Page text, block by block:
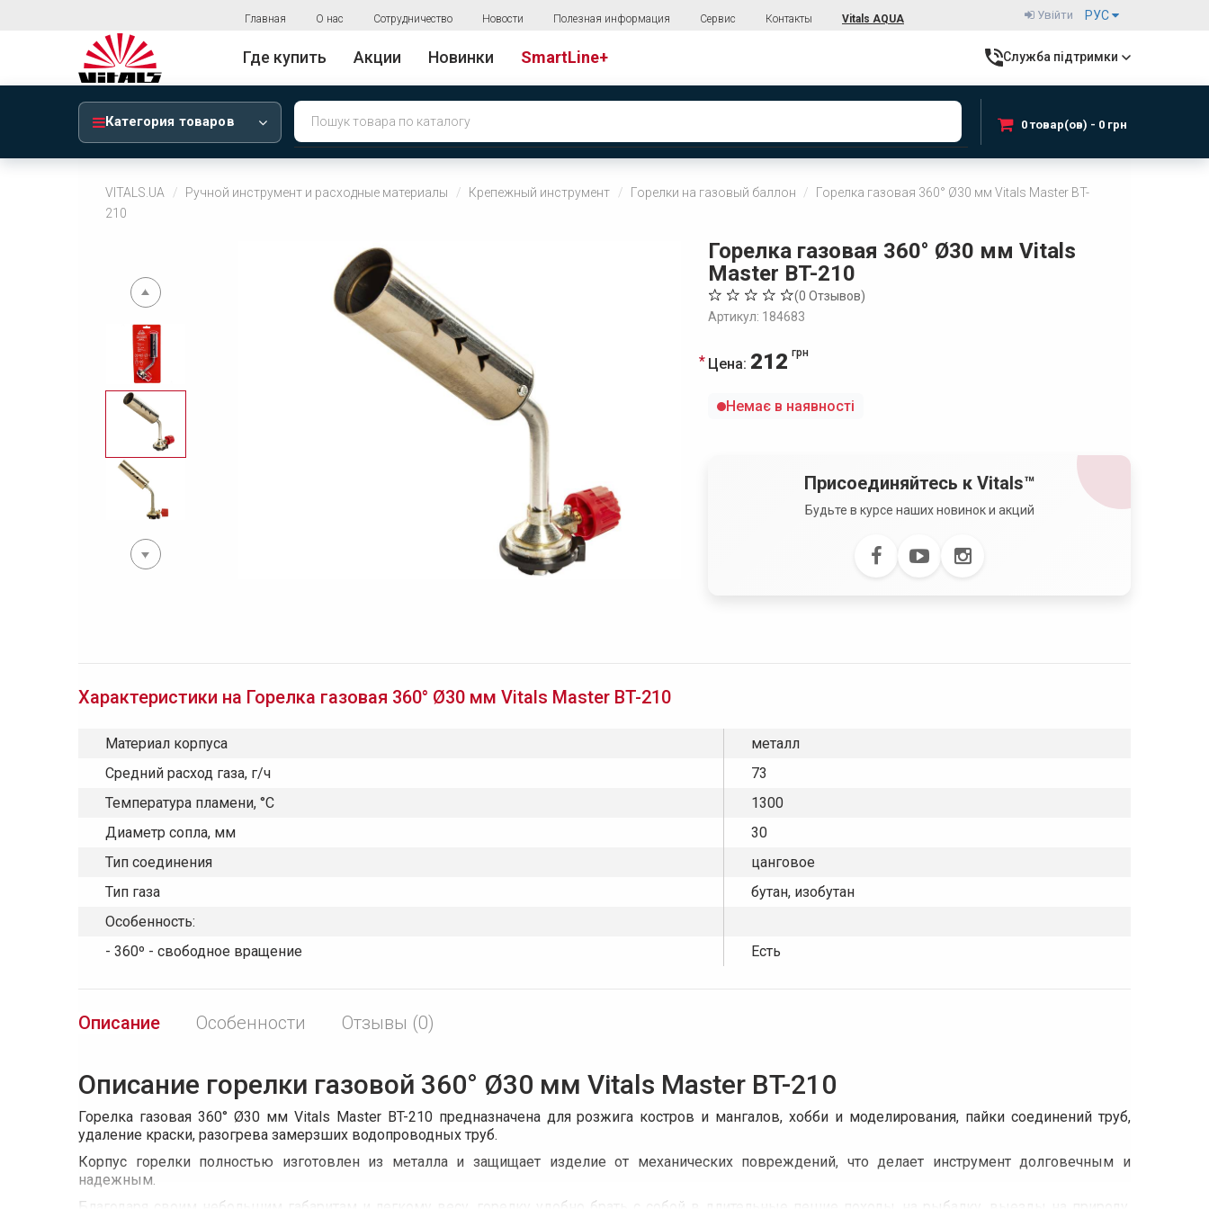
Главная О нас Сотрудничество Новости Полезная информация Сервис Контакты Vitals AQUA РУС
Увійти
Где купить Акции Новинки SmartLine+ Служба підтримки
Категория товаров 0 товар(ов) - 0 грн
VITALS.UA Ручной инструмент и расходные материалы Крепежный инструмент Горелки на газовый баллон
Горелка газовая 360° Ø30 мм Vitals Master BT-
210
Горелка газовая 360° Ø30 мм Vitals
Master BT-210
(0 Отзывов)
Артикул: 184683
Цена: 212 грн
Немає в наявності
Присоединяйтесь к Vitals™
Будьте в курсе наших новинок и акций
Характеристики на Горелка газовая 360° Ø30 мм Vitals Master BT-210
Материал корпуса
металл
Средний расход газа, г/ч
73
Температура пламени, °C
1300
Диаметр сопла, мм
30
Тип соединения
цанговое
Тип газа
бутан, изобутан
Особенность:
- 360º - свободное вращение
Есть
Описание Особенности Отзывы (0)
Описание горелки газовой 360° Ø30 мм Vitals Master BT-210
Горелка газовая 360° Ø30 мм Vitals Master BT-210 предназначена для розжига костров и мангалов, хобби и моделирования, пайки соединений труб,
удаление краски, разогрева замерзших водопроводных труб.
Корпус горелки полностью изготовлен из металла и защищает изделие от механических повреждений, что делает инструмент долговечным и
надежным.